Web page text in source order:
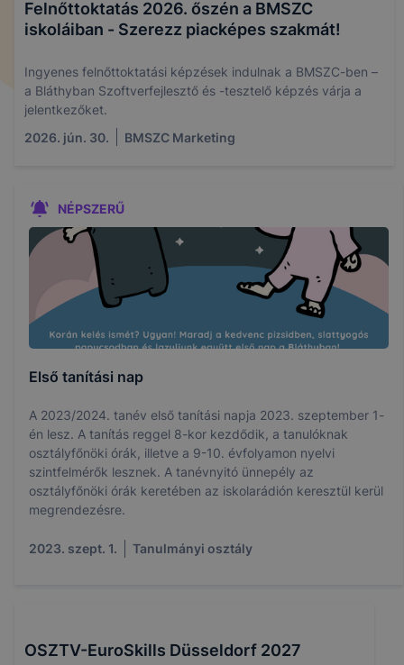
Felnőttoktatás 2026. őszén a BMSZC
iskoláiban - Szerezz piacképes szakmát!
Ingyenes felnőttoktatási képzések indulnak a BMSZC-ben –
a Bláthyban Szoftverfejlesztő és -tesztelő képzés várja a
jelentkezőket.
2026. jún. 30.
BMSZC Marketing
NÉPSZERŰ
Első tanítási nap
A 2023/2024. tanév első tanítási napja 2023. szeptember 1-
én lesz. A tanítás reggel 8-kor kezdődik, a tanulóknak
osztályfőnöki órák, illetve a 9-10. évfolyamon nyelvi
szintfelmérők lesznek. A tanévnyitó ünnepély az
osztályfőnöki órák keretében az iskolarádión keresztül kerül
megrendezésre.
2023. szept. 1. Tanulmányi osztály
OSZTV-EuroSkills Düsseldorf 2027